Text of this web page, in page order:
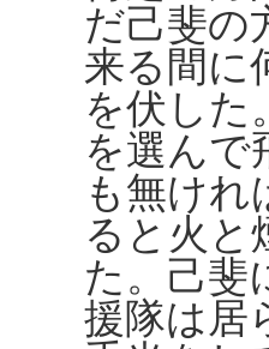
だ己斐の
来る間に
を伏した
を選んで
も無けれ
ると火と
た。己斐
援隊は居